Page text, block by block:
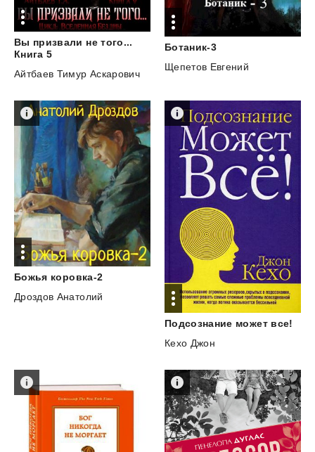
Вы призвали не того...
Книга 5
Айтбаев Тимур Аскарович
Ботаник-3
Щепетов Евгений
Божья коровка-2
Дроздов Анатолий
Подсознание может все!
Кехо Джон